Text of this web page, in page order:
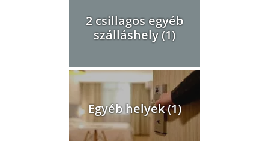
2 csillagos egyéb
szálláshely (1)
Egyéb helyek (1)